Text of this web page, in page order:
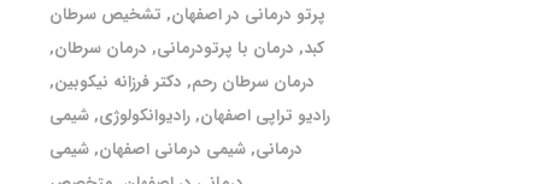
پرتو درمانی در اصفهان, تشخیص سرطان
کبد, درمان با پرتودرمانی, درمان سرطان,
درمان سرطان رحم, دکتر فرزانه نیکوبین,
رادیو تراپی اصفهان,رادیوانکولوژی,شیمی
درمانی,شیمی درمانی اصفهان,شیمی